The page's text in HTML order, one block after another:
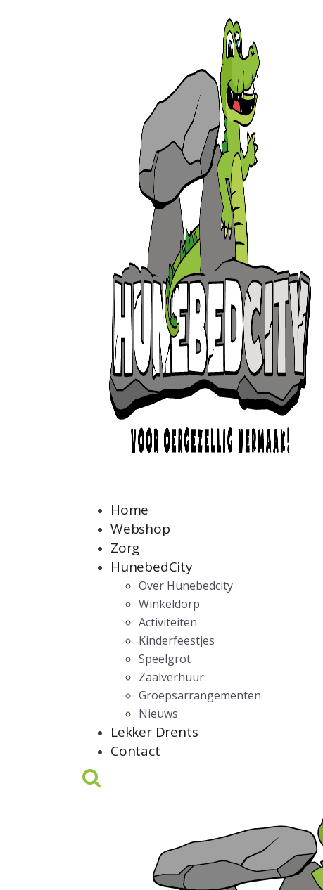
Home
Webshop
Zorg
HunebedCity
Over Hunebedcity
Winkeldorp
Activiteiten
Kinderfeestjes
Speelgrot
Zaalverhuur
Groepsarrangementen
Nieuws
Lekker Drents
Contact